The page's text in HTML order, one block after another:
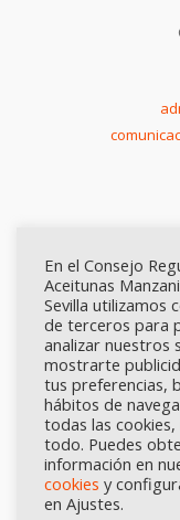
Calidad
En el Consejo
Aceitunas
Sevilla utilizamos
de terceros para
analizar nuestros
mostrarte
tus preferencias,
hábitos de
todas las
todo. Puedes
información en
cookies y
en Ajustes.